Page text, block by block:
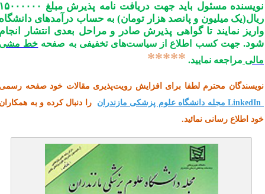
مسئول باید جهت دریافت نامه پذیرش مبلغ ۱۵۰۰۰۰۰۰
میلیون و پانصد هزار تومان) به حساب درآمدهای دانشگاه
نمایند تا گواهی پذیرش صادر و مراحل بعدی انتشار انجام
. جهت کسب اطلاع از سیاستهای تخفیفی به صفحه خط مشی
مراجعه نمایید. *****
محترم لطفا برای افزایش رویت‌پذیری مقالات خود صفحه رسمی
مجله دانشگاه علوم پزشکی مازندران
را دنبال کرده و به همکاران
اطلاع رسانی نمائید.